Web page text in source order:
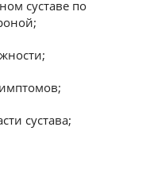
суставе по
сустава;